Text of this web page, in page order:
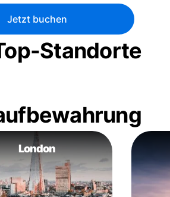
Jetzt buchen
Standorte
London